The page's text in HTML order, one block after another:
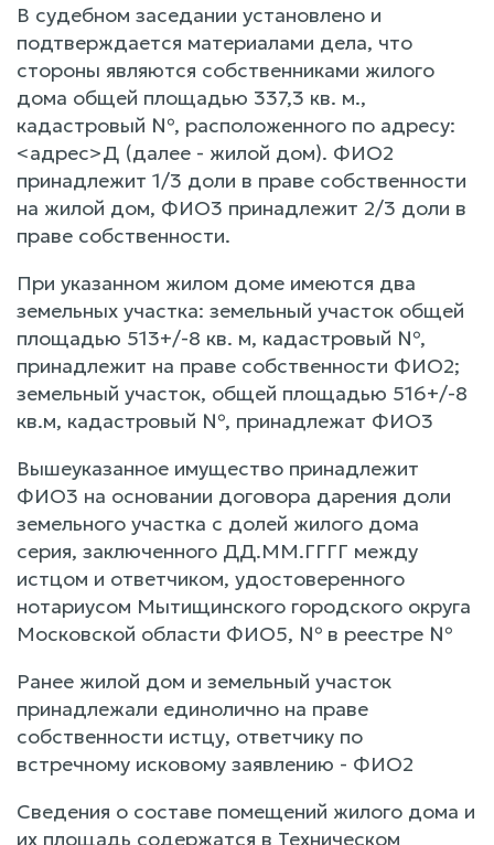
В судебном заседании установлено и
подтверждается материалами дела, что
стороны являются собственниками жилого
дома общей площадью 337,3 кв. м.,
кадастровый №, расположенного по адресу:
<адрес>Д (далее - жилой дом). ФИО2
принадлежит 1/3 доли в праве собственности
на жилой дом, ФИО3 принадлежит 2/3 доли в
праве собственности.
При указанном жилом доме имеются два
земельных участка: земельный участок общей
площадью 513+/-8 кв. м, кадастровый №,
принадлежит на праве собственности ФИО2;
земельный участок, общей площадью 516+/-8
кв.м, кадастровый №, принадлежат ФИО3
Вышеуказанное имущество принадлежит
ФИО3 на основании договора дарения доли
земельного участка с долей жилого дома
серия, заключенного ДД.ММ.ГГГГ между
истцом и ответчиком, удостоверенного
нотариусом Мытищинского городского округа
Московской области ФИО5, № в реестре №
Ранее жилой дом и земельный участок
принадлежали единолично на праве
собственности истцу, ответчику по
встречному исковому заявлению - ФИО2
Сведения о составе помещений жилого дома и
их площадь содержатся в Техническом